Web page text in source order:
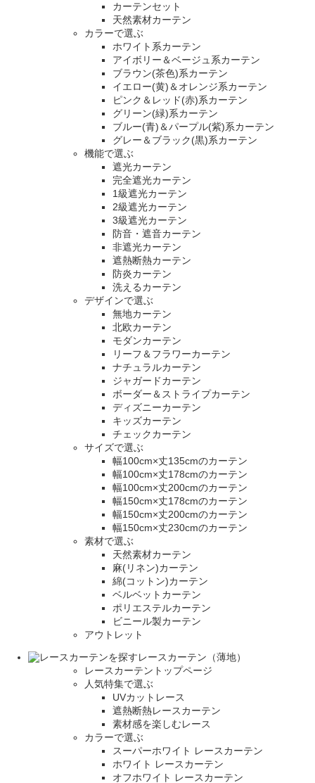
カーテンセット
天然素材カーテン
カラーで選ぶ
ホワイト系カーテン
アイボリー＆ベージュ系カーテン
ブラウン(茶色)系カーテン
イエロー(黄)＆オレンジ系カーテン
ピンク＆レッド(赤)系カーテン
グリーン(緑)系カーテン
ブルー(青)＆パープル(紫)系カーテン
グレー＆ブラック(黒)系カーテン
機能で選ぶ
遮光カーテン
完全遮光カーテン
1級遮光カーテン
2級遮光カーテン
3級遮光カーテン
防音・遮音カーテン
非遮光カーテン
遮熱断熱カーテン
防炎カーテン
洗えるカーテン
デザインで選ぶ
無地カーテン
北欧カーテン
モダンカーテン
リーフ＆フラワーカーテン
ナチュラルカーテン
ジャガードカーテン
ボーダー＆ストライプカーテン
ディズニーカーテン
キッズカーテン
チェックカーテン
サイズで選ぶ
幅100cm×丈135cmのカーテン
幅100cm×丈178cmのカーテン
幅100cm×丈200cmのカーテン
幅150cm×丈178cmのカーテン
幅150cm×丈200cmのカーテン
幅150cm×丈230cmのカーテン
素材で選ぶ
天然素材カーテン
麻(リネン)カーテン
綿(コットン)カーテン
ベルベットカーテン
ポリエステルカーテン
ビニール製カーテン
アウトレット
レースカーテン（薄地）
レースカーテントップページ
人気特集で選ぶ
UVカットレース
遮熱断熱レースカーテン
素材感を楽しむレース
カラーで選ぶ
スーパーホワイト レースカーテン
ホワイト レースカーテン
オフホワイト レースカーテン